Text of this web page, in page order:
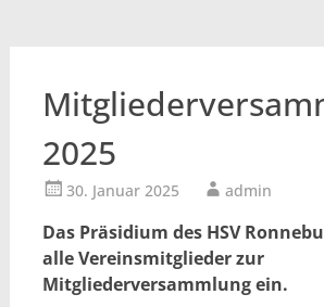
2025
30. Januar 2025 admin
Das Präsidium des HSV
alle Vereinsmitglieder zur
Mitgliederversammlung ein.